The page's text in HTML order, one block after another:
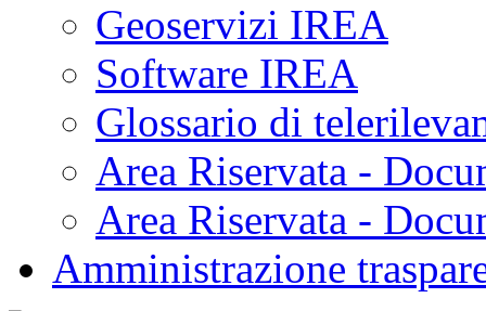
Geoservizi IREA
Software IREA
Glossario di
Area Riservata -
Area Riservata -
Amministrazione